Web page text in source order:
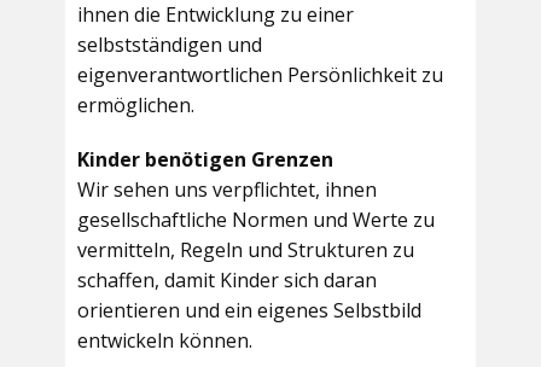
ihnen die Entwicklung zu einer
selbstständigen und
eigenverantwortlichen Persönlichkeit zu
ermöglichen.
Kinder benötigen Grenzen
Wir sehen uns verpflichtet, ihnen
gesellschaftliche Normen und Werte zu
vermitteln, Regeln und Strukturen zu
schaffen, damit Kinder sich daran
orientieren und ein eigenes Selbstbild
entwickeln können.